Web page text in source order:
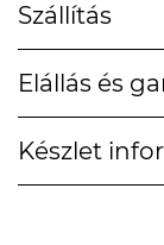
Szállítás
Elállás és
Készlet